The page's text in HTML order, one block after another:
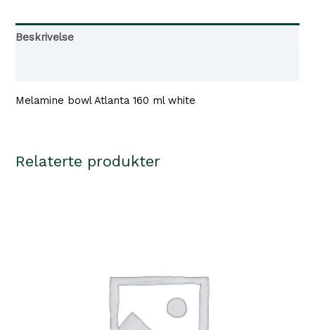
ml
Beskrivelse
Melamine bowl Atlanta 160 ml white
Relaterte produkter